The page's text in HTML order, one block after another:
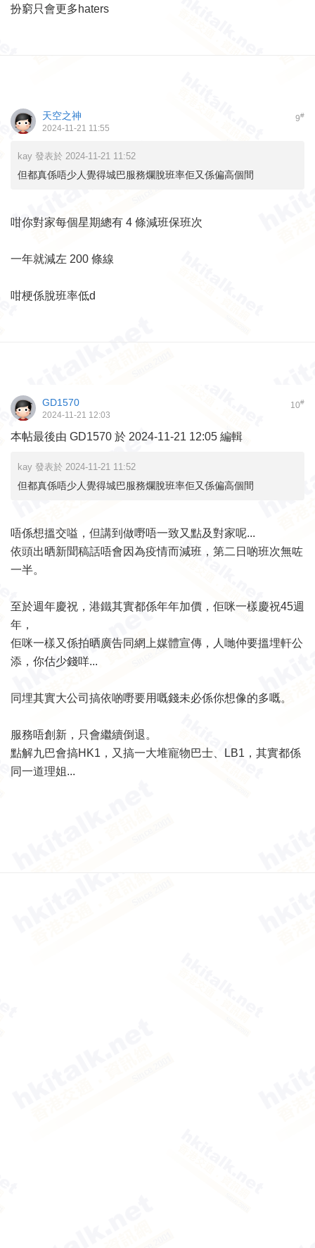
扮窮只會更多haters
9#
天空之神
2024-11-21 11:55
kay 發表於 2024-11-21 11:52
但都真係唔少人覺得城巴服務爛脫班率佢又係偏高個間
咁你對家每個星期總有 4 條減班保班次
一年就減左 200 條線
咁梗係脫班率低d
10#
GD1570
2024-11-21 12:03
本帖最後由 GD1570 於 2024-11-21 12:05 編輯
kay 發表於 2024-11-21 11:52
但都真係唔少人覺得城巴服務爛脫班率佢又係偏高個間
唔係想搵交嗌，但講到做嘢唔一致又點及對家呢...
依頭出晒新聞稿話唔會因為疫情而減班，第二日啲班次無咗
一半。
至於週年慶祝，港鐵其實都係年年加價，佢咪一樣慶祝45週
年，
佢咪一樣又係拍晒廣告同網上媒體宣傳，人哋仲要搵埋軒公
添，你估少錢咩...
同埋其實大公司搞依啲嘢要用嘅錢未必係你想像的多嘅。
服務唔創新，只會繼續倒退。
點解九巴會搞HK1，又搞一大堆寵物巴士、LB1，其實都係
同一道理姐...